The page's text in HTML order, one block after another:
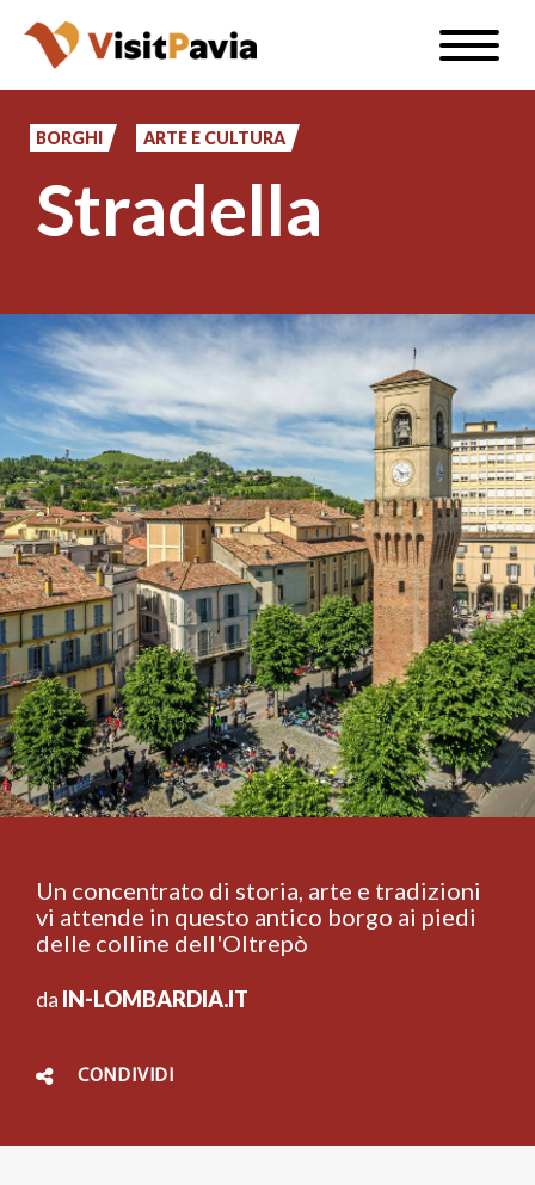
Salta
contenuto
principale
Toggle
IT
#visitpavia
BORGHI ARTE E CULTURA
Stradella
Un concentrato di storia, arte e tradizioni
vi attende in questo antico borgo ai piedi
delle colline dell'Oltrepò
da IN-LOMBARDIA.IT
CONDIVIDI